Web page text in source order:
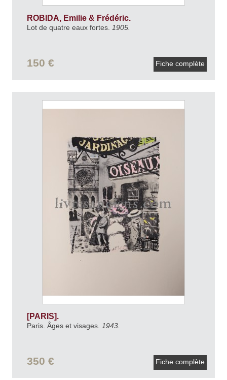
ROBIDA, Emilie & Frédéric.
Lot de quatre eaux fortes. 1905.
150 € Fiche complète
[PARIS].
Paris. Âges et visages. 1943.
350 € Fiche complète